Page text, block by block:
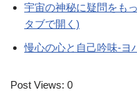
宇宙の神秘に疑問をも
タブで開く)
慢心の心と自己吟味-ヨ
Post Views: 0